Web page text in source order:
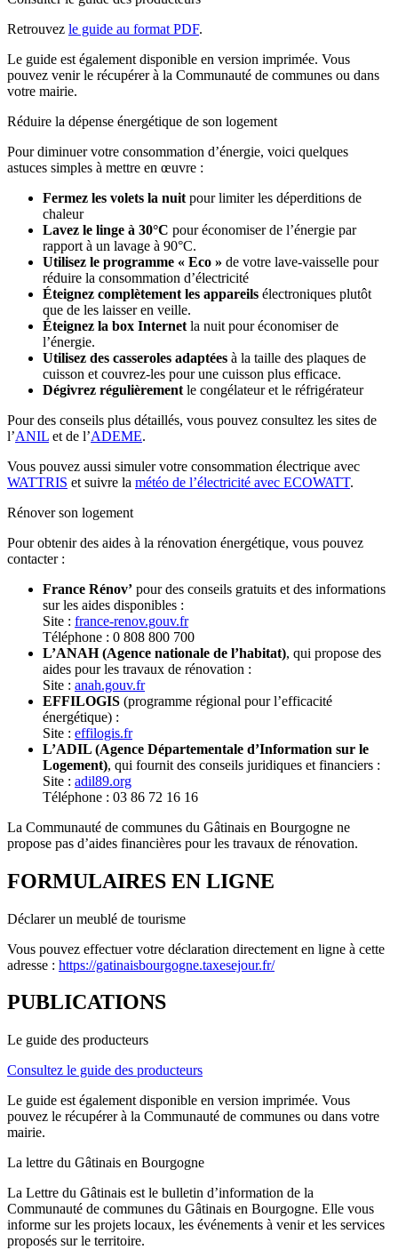
Retrouvez le guide au format PDF.
Le guide est également disponible en version imprimée. Vous
pouvez venir le récupérer à la Communauté de communes ou dans
votre mairie.
Réduire la dépense énergétique de son logement
Pour diminuer votre consommation d’énergie, voici quelques
astuces simples à mettre en œuvre :
Fermez les volets la nuit pour limiter les déperditions de
chaleur
Lavez le linge à 30°C pour économiser de l’énergie par
rapport à un lavage à 90°C.
Utilisez le programme « Eco » de votre lave-vaisselle pour
réduire la consommation d’électricité
Éteignez complètement les appareils électroniques plutôt
que de les laisser en veille.
Éteignez la box Internet la nuit pour économiser de
l’énergie.
Utilisez des casseroles adaptées à la taille des plaques de
cuisson et couvrez-les pour une cuisson plus efficace.
Dégivrez régulièrement le congélateur et le réfrigérateur
Pour des conseils plus détaillés, vous pouvez consultez les sites de
l’ANIL et de l’ADEME.
Vous pouvez aussi simuler votre consommation électrique avec
WATTRIS et suivre la météo de l’électricité avec ECOWATT.
Rénover son logement
Pour obtenir des aides à la rénovation énergétique, vous pouvez
contacter :
France Rénov’ pour des conseils gratuits et des informations
sur les aides disponibles :
Site : france-renov.gouv.fr
Téléphone : 0 808 800 700
L’ANAH (Agence nationale de l’habitat), qui propose des
aides pour les travaux de rénovation :
Site : anah.gouv.fr
EFFILOGIS (programme régional pour l’efficacité
énergétique) :
Site : effilogis.fr
L’ADIL (Agence Départementale d’Information sur le
Logement), qui fournit des conseils juridiques et financiers :
Site : adil89.org
Téléphone : 03 86 72 16 16
La Communauté de communes du Gâtinais en Bourgogne ne
propose pas d’aides financières pour les travaux de rénovation.
FORMULAIRES EN LIGNE
Déclarer un meublé de tourisme
Vous pouvez effectuer votre déclaration directement en ligne à cette
adresse : https://gatinaisbourgogne.taxesejour.fr/
PUBLICATIONS
Le guide des producteurs
Consultez le guide des producteurs
Le guide est également disponible en version imprimée. Vous
pouvez le récupérer à la Communauté de communes ou dans votre
mairie.
La lettre du Gâtinais en Bourgogne
La Lettre du Gâtinais est le bulletin d’information de la
Communauté de communes du Gâtinais en Bourgogne. Elle vous
informe sur les projets locaux, les événements à venir et les services
proposés sur le territoire.